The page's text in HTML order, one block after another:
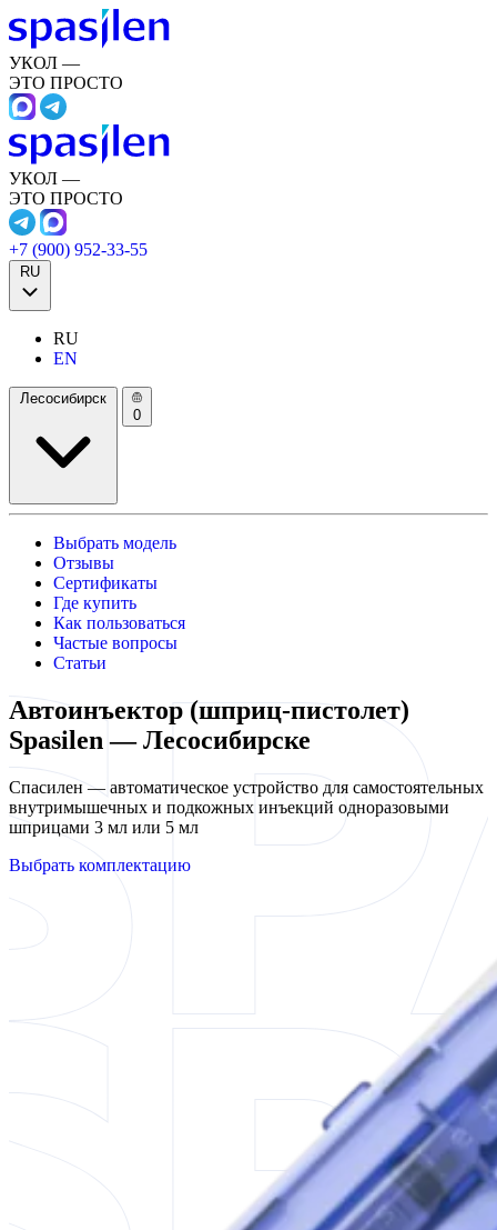
УКОЛ —
ЭТО ПРОСТО
УКОЛ —
ЭТО ПРОСТО
+7 (900) 952-33-55
RU
RU
EN
Лесосибирск
0
Выбрать модель
Отзывы
Сертификаты
Где купить
Как пользоваться
Частые вопросы
Статьи
Автоинъектор (шприц-пистолет)
Spasilen — Лесосибирске
Спасилен — автоматическое устройство для самостоятельных
внутримышечных и подкожных инъекций одноразовыми
шприцами 3 мл или 5 мл
Выбрать комплектацию